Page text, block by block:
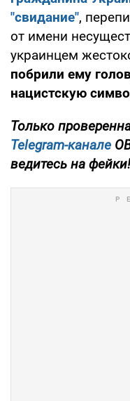
"свидание",
от имени
украинцем
побрили ему
нацистскую
Только
Telegram-канале
ведитесь на фейки!